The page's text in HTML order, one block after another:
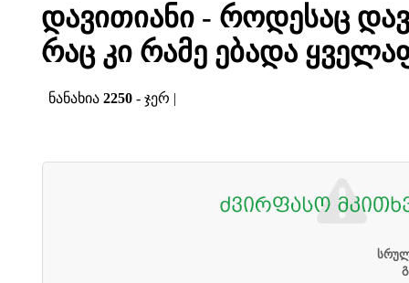
დავითიანი - როდესაც
რაც კი რამე ებადა
ნანახია 2250 - ჯერ |